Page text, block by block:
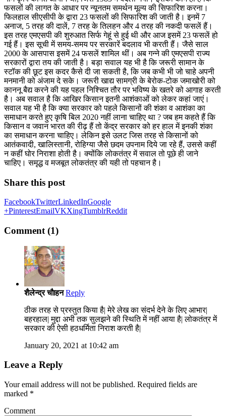
फसलों की लागत के आधार पर न्यूनतम समर्थन मूल्य की सिफारिश करना।
फिलहाल सीएसीपी के द्वारा 23 फसलों की सिफारिश की जाती है। इनमें 7
अनाज, 5 तरह की दालें, 7 तरह के तिलहन और 4 तरह की नकदी फसलें हैं।
इस तरह एमएसपी की शुरुआत सिर्फ गेहूं से हुई थी और आज इसमें 23 फसलें हो
गई हैं। इस सूची में समय-समय पर सरकारें बदलाव भी करती हैं। जैसे साल
2000 के आसपास इसमें 24 फसलें शामिल थीं। अब गन्ने की एमएसपी राज्य
सरकारों द्वारा तय की जाती है। बड़ा सवाल यह भी है कि जरूरी सामान के
स्टॉक की छूट इस कदर कैसे दी जा सकती है, कि जब कभी भी जो चाहे अपनी
मनमानी को अंजाम दे सके। जरूरी खाद्य सामग्री के बेरोक-टोक जमाखोरी को
काननू बैद्य करने की यह पहल निश्चित तौर पर भविष्य के खतरे को आगाह करती
है। अब सवाल है कि आखिर किसान इतनी आशंकाओं को लेकर कहां जाएं।
सवाल यह भी है कि क्या सरकार को पहले किसानों की शंका व आशंका का
समाधान करते हुए कृषि बिल 2020 नहीं लाना चाहिए था ? जब हम कहते हैं कि
किसान व जवान भारत की रीढ़ हैं तो केंद्र सरकार को हर हाल में इनकी शंका
का समाधान करना चाहिए। लेकिन इसे उलट जिस तरह से किसानों को
आतंकवादी, खालिस्तानी, रोहिग्या जैसे छदम उपनाम दिये जा रहे हैं, उससे कहीं
न कहीं घोर निराशा होती है। क्योंकि लोकतंत्र में सवाल तो पूछे ही जाने
चाहिए। समृद्ध व मजबूत लोकतंत्र की यही तो पहचान है।
Share this post
FacebookTwitterLinkedInGoogle
+PinterestEmailVKXingTumblrReddit
Comment (1)
शैलेन्द्र चौहॎन Reply
ठीक तरह से प्रस्तुत किया है| मेरे लेख का संदर्भ देने के लिए आभार|
बहरहाल| मुद्दा अभी तक सुलझने की स्थिति में नहीं आया है| लोकतंत्र में
सरकार की ऐसी हठधर्मिता निराश करती है|
January 20, 2021 at 10:42 am
Leave a Reply
Your email address will not be published. Required fields are
marked *
Comment